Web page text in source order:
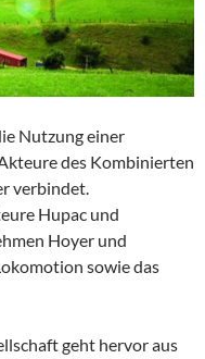
Nutzung einer
des Kombinierten
verbindet.
Hupac und
Hoyer und
sowie das
geht hervor aus